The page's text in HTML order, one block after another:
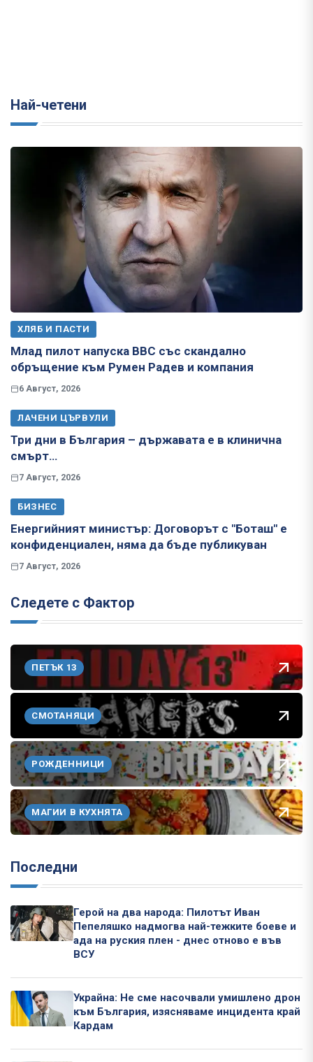
Най-четени
ХЛЯБ И ПАСТИ
Млад пилот напуска ВВС със скандално
обръщение към Румен Радев и компания
6 Август, 2026
ЛАЧЕНИ ЦЪРВУЛИ
Три дни в България – държавата е в клинична
смърт…
7 Август, 2026
БИЗНЕС
Енергийният министър: Договорът с "Боташ" е
конфиденциален, няма да бъде публикуван
7 Август, 2026
Следете с Фактор
ПЕТЪК 13
СМОТАНЯЦИ
РОЖДЕННИЦИ
МАГИИ В КУХНЯТА
Последни
Герой на два народа: Пилотът Иван
Пепеляшко надмогва най-тежките боеве и
ада на руския плен - днес отново е във
ВСУ
Украйна: Не сме насочвали умишлено дрон
към България, изясняваме инцидента край
Кардам